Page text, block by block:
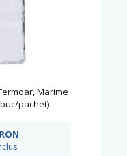
Marime
pachet)
RON